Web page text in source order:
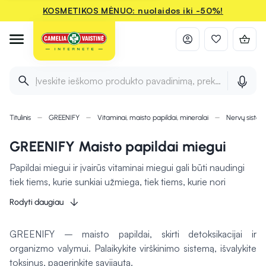
KOSMETIKOS MĖNUO: nuolaidos iki -50%!
Įveskite ieškomo produkto pavadinimą, prekės ženklą ir
Titulinis GREENIFY Vitaminai, maisto papildai, mineralai Nervų
GREENIFY Maisto papildai miegui
Papildai miegui ir įvairūs vitaminai miegui gali būti naudingi
tiek tiems, kurie sunkiai užmiega, tiek tiems, kurie nori
ramesnio, gilesnio ir atkuriamojo poilsio. Šiuolaikinis
gyvenimo ritmas, nuolatinis stresas, nereguliarus darbo
miego ciklą. Taigi, vis dažniau pasirenkami maisto papildai
miegui, kurie gali padėti atkurti ritmą ir pagerinti miego
Rodyti daugiau
GREENIFY – maisto papildai, skirti detoksikacijai ir
organizmo valymui. Palaikykite virškinimo sistemą, išvalykite
toksinus, pagerinkite savijautą.